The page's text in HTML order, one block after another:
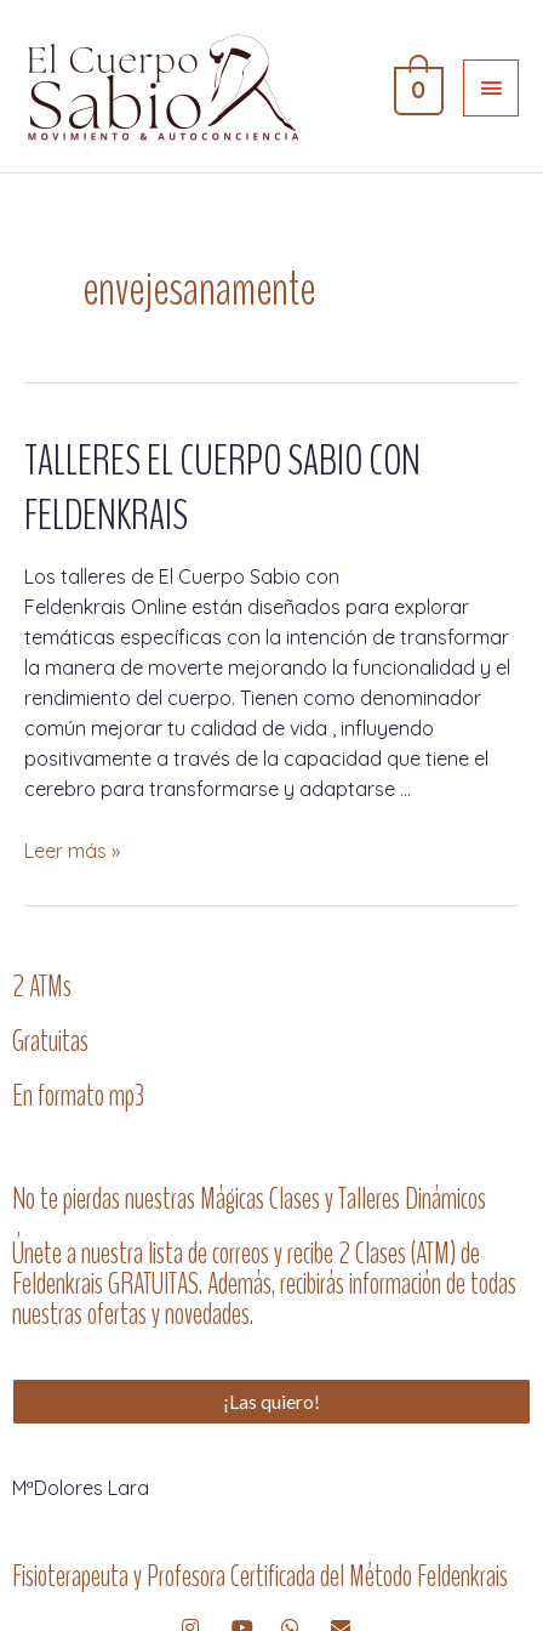
0
envejesanamente
TALLERES EL CUERPO SABIO CON
FELDENKRAIS
Los talleres de El Cuerpo Sabio con
Feldenkrais Online están diseñados para explorar
temáticas específicas con la intención de transformar
la manera de moverte mejorando la funcionalidad y el
rendimiento del cuerpo. Tienen como denominador
común mejorar tu calidad de vida , influyendo
positivamente a través de la capacidad que tiene el
cerebro para transformarse y adaptarse …
Leer más »
2 ATMs
Gratuitas
En formato mp3
No te pierdas nuestras Mágicas Clases y Talleres Dinámicos
Únete a nuestra lista de correos y recibe 2 Clases (ATM) de
Feldenkrais GRATUITAS. Además, recibirás información de todas
nuestras ofertas y novedades.
¡Las quiero!
MªDolores Lara
Fisioterapeuta y Profesora Certificada del Método Feldenkrais